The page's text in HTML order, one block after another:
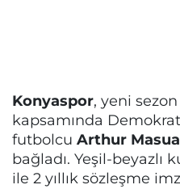
Konyaspor, yeni
kapsamında
futbolcu Arthur
bağladı. Yeşil-beyazlı
ile 2 yıllık sözleşme